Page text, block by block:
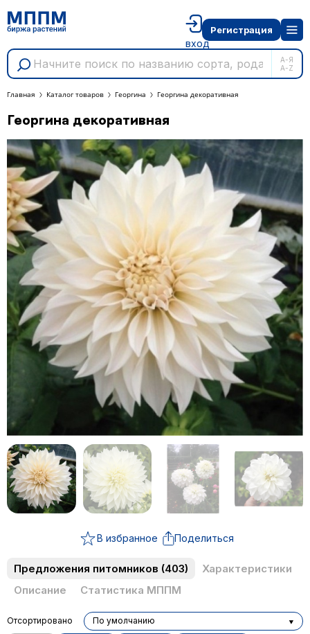
А-Я
A-Z
вход
Регистрация
Главная Каталог товаров Георгина Георгина декоративная
Георгина декоративная
В избранное Поделиться
Предложения питомников (403)
Характеристики
Описание
Статистика МППМ
Отсортировано По умолчанию